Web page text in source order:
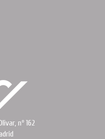
nº 162